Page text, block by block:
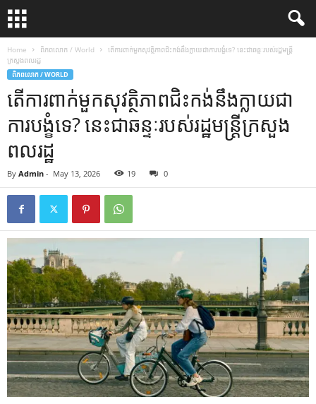
Home ពិភពលោក / World
តើ​ការ​ពាក់​មួក​សុវត្ថិភាព​ជិះ​កង់​នឹង​ក្លាយ​ជា​ការ​បង្ខំ​ទេ? នេះ​ជា​ឆន្ទៈ​របស់​រដ្ឋមន្ត្រី​
ក្រសួង​ពលរដ្ឋ
ពិភពលោក / WORLD
តើ​ការ​ពាក់​មួក​សុវត្ថិភាព​ជិះ​កង់​នឹង​ក្លាយ​ជា​
ការ​បង្ខំ​ទេ? នេះ​ជា​ឆន្ទៈ​របស់​រដ្ឋមន្ត្រី​ក្រសួង​
ពលរដ្ឋ
By Admin - May 13, 2026 19 0